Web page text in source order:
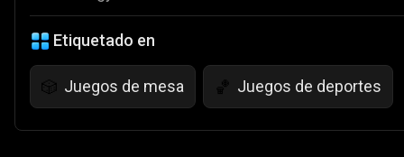
Etiquetado en
🎲 Juegos de mesa 🏀 Juegos de deportes